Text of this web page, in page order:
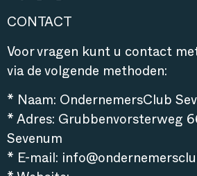
CONTACT
Voor vragen kunt u contact
via de volgende methoden:
* Naam: OndernemersClub
* Adres: Grubbenvorsterweg
Sevenum
* E-mail: